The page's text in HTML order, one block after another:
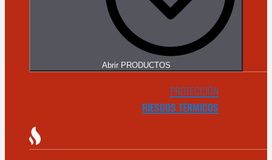
Abrir PRODUCTOS
PROTECCIÓN
RIESGOS TÉRMICOS